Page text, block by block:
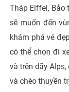
Tháp Eiffel, Bảo
sẽ muốn đến
khám phá vẻ
có thể chọn đi
và trên dãy
và chèo thuyền